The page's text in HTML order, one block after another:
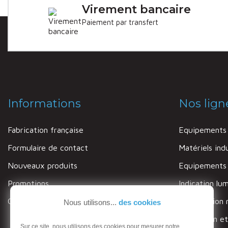
Virement bancaire
Paiement par transfert
Informations
Fabrication française
Formulaire de contact
Nouveaux produits
Promotions
Garantie
Nos
Matériels
Indication
Protection
Nous utilisons... des cookies
Sur ce site, nous utilisons des cookies pour mesurer notre